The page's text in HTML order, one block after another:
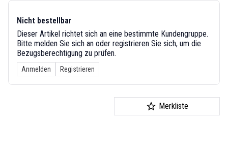
Nicht bestellbar
Dieser Artikel richtet sich an eine bestimmte Kundengruppe.
Bitte melden Sie sich an oder registrieren Sie sich, um die
Bezugsberechtigung zu prüfen.
Anmelden Registrieren
Merkliste